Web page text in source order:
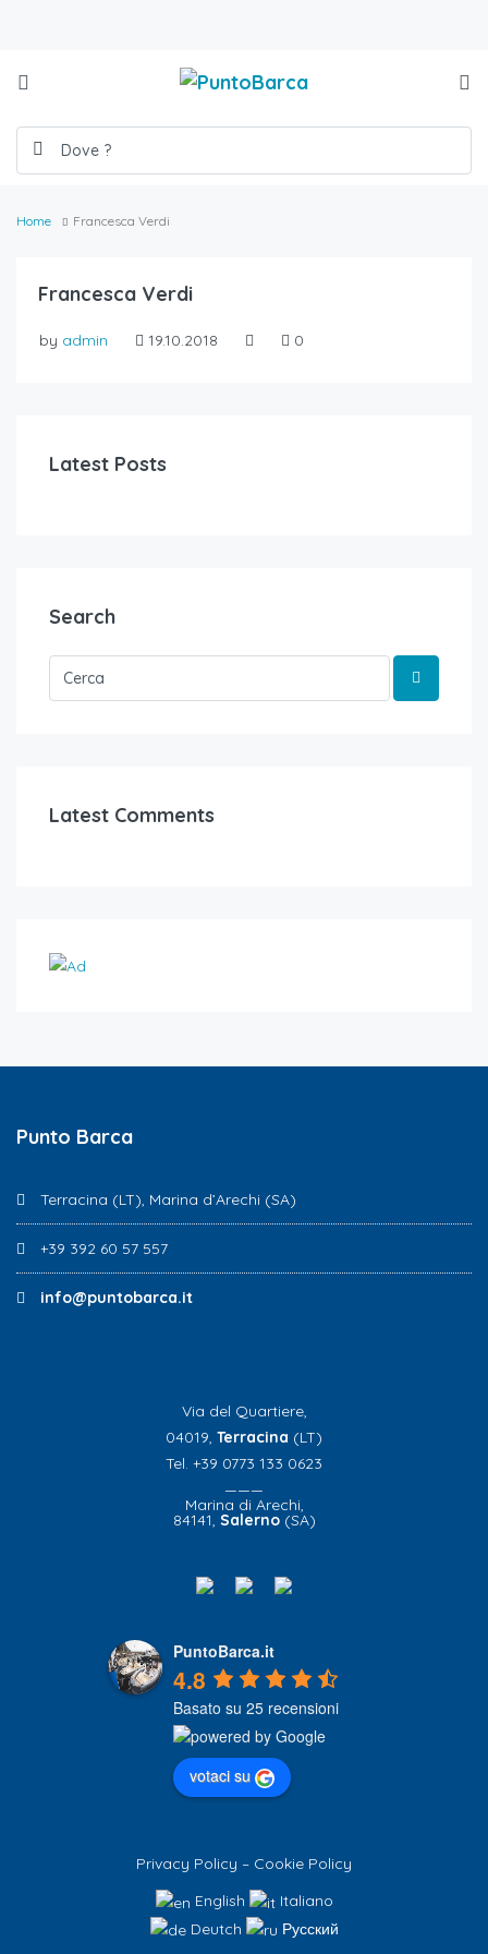
Home Francesca Verdi
Francesca Verdi
by admin 19.10.2018 0
Latest Posts
Search
Latest Comments
Punto Barca
Terracina (LT), Marina d’Arechi (SA)
+39 392 60 57 557
info@puntobarca.it
Via del Quartiere,
04019, Terracina (LT)
Tel. +39 0773 133 0623
———
Marina di Arechi,
84141, Salerno(SA)
PuntoBarca.it
4.8
Basato su 25 recensioni
votaci su
Privacy Policy – Cookie Policy
English
Italiano
Deutch
Русский